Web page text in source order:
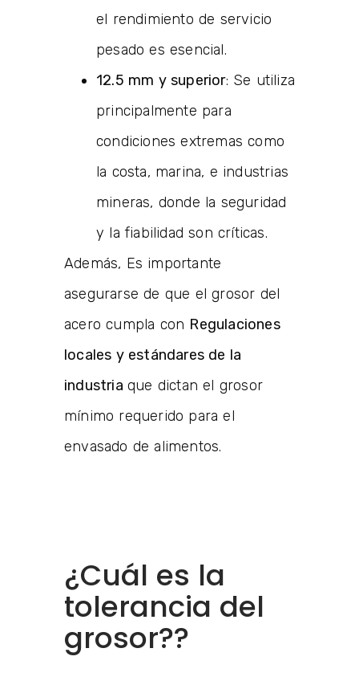
el rendimiento de servicio
pesado es esencial.
12.5 mm y superior: Se utiliza
principalmente para
condiciones extremas como
la costa, marina, e industrias
mineras, donde la seguridad
y la fiabilidad son críticas.
Además, Es importante
asegurarse de que el grosor del
acero cumpla con Regulaciones
locales y estándares de la
industria que dictan el grosor
mínimo requerido para el
envasado de alimentos.
¿Cuál es la
tolerancia del
grosor??